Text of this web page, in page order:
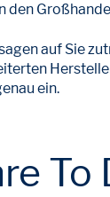
den
auf Sie
ein.
To